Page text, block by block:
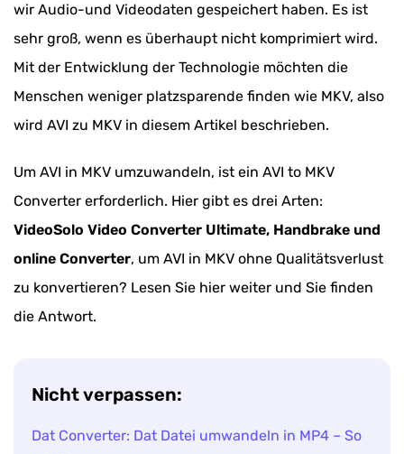
wir Audio-und Videodaten gespeichert haben. Es ist
sehr groß, wenn es überhaupt nicht komprimiert wird.
Mit der Entwicklung der Technologie möchten die
Menschen weniger platzsparende finden wie MKV, also
wird AVI zu MKV in diesem Artikel beschrieben.
Um AVI in MKV umzuwandeln, ist ein AVI to MKV
Converter erforderlich. Hier gibt es drei Arten:
VideoSolo Video Converter Ultimate, Handbrake und
online Converter, um AVI in MKV ohne Qualitätsverlust
zu konvertieren? Lesen Sie hier weiter und Sie finden
die Antwort.
Nicht verpassen:
Dat Converter: Dat Datei umwandeln in MP4 – So